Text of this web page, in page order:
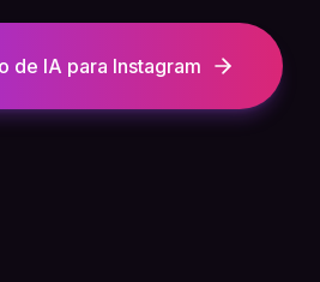
de IA para Instagram